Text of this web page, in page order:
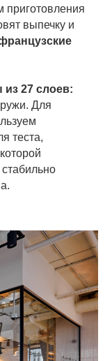
приготовления
выпечку и
из 27 слоев:
Для
теста,